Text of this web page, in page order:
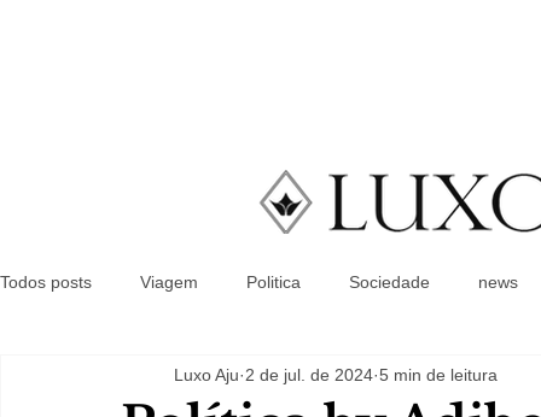
Todos posts Viagem Politica Sociedade news
Luxo Aju 2 de jul. de 2024 5 min de leitura